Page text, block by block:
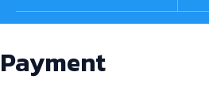
Payment